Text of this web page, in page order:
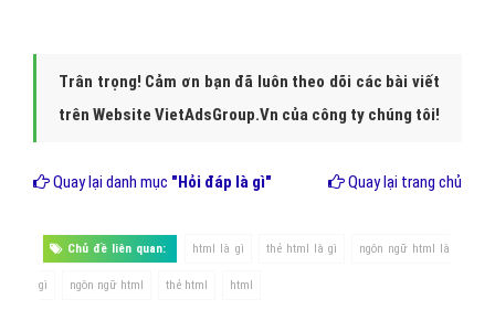
Trân trọng! Cảm ơn bạn đã luôn theo dõi các bài viết
trên Website VietAdsGroup.Vn của công ty chúng tôi!
Quay lại danh mục "Hỏi đáp là gì" Quay lại trang chủ
Chủ đề liên quan: html là gì thẻ html là gì ngôn ngữ html là
gì ngôn ngữ html thẻ html html